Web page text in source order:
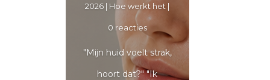
2026 | Hoe werkt het |
0 reacties
"Mijn huid voelt strak,
hoort dat?" "Ik